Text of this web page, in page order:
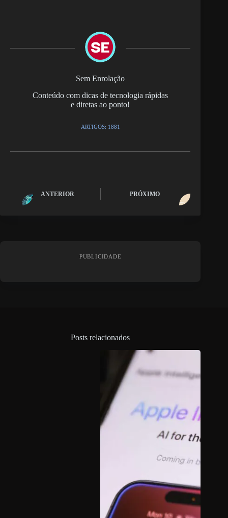
Sem Enrolação
Conteúdo com dicas de tecnologia rápidas
e diretas ao ponto!
ARTIGOS: 1881
ANTERIOR PRÓXIMO
PUBLICIDADE
Posts relacionados